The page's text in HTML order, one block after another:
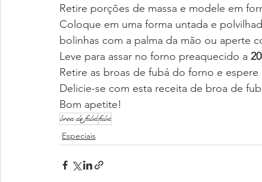
Retire porções de massa e modele em
Coloque em uma forma untada e
bolinhas com a palma da mão ou aperte
Leve para assar no forno preaquecido a
Retire as broas de fubá do forno e espere
Delicie-se com esta receita de broa de
Bom apetite!
broa de fubáfubá
Especiais